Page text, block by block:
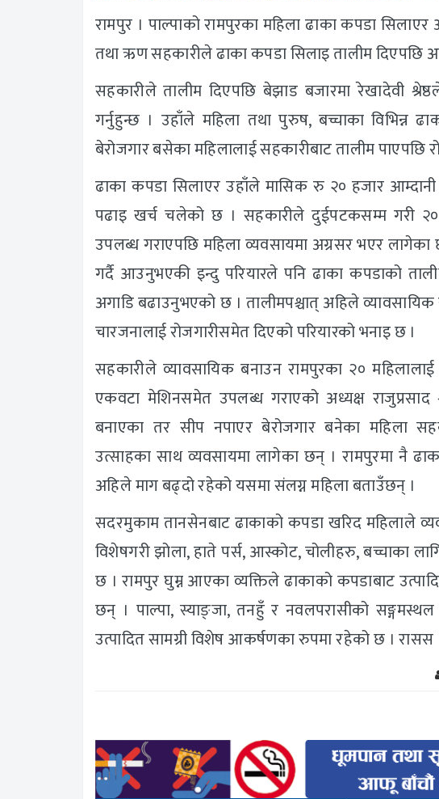
रामपुर । पाल्पाको रामपुरका महिला ढाका कपडा
तथा ऋण सहकारीले ढाका कपडा सिलाइ तालीम दिएपछि
सहकारीले तालीम दिएपछि बेझाड बजारमा रेखादेवी
गर्नुहुन्छ । उहाँले महिला तथा पुरुष, बच्चाका विभिन्न
बेरोजगार बसेका महिलालाई सहकारीबाट तालीम पाएपछि
ढाका कपडा सिलाएर उहाँले मासिक रु २० हजार आम्दानी
पढाइ खर्च चलेको छ । सहकारीले दुईपटकसम्म गरी २०
उपलब्ध गराएपछि महिला व्यवसायमा अग्रसर भएर
गर्दै आउनुभएकी इन्दु परियारले पनि ढाका कपडाको
अगाडि बढाउनुभएको छ । तालीमपश्चात् अहिले
चारजनालाई रोजगारीसमेत दिएको परियारको भनाइ छ ।
सहकारीले व्यावसायिक बनाउन रामपुरका २०
एकवटा मेशिनसमेत उपलब्ध गराएको अध्यक्ष राजुप्रसाद
बनाएका तर सीप नपाएर बेरोजगार बनेका महिला
उत्साहका साथ व्यवसायमा लागेका छन् । रामपुरमा नै
अहिले माग बढ्दो रहेको यसमा संलग्न महिला बताउँछन् ।
सदरमुकाम तानसेनबाट ढाकाको कपडा खरिद महिलाले
विशेषगरी झोला, हाते पर्स, आस्कोट, चोलीहरु, बच्चाका
छ । रामपुर घुम्न आएका व्यक्तिले ढाकाको कपडाबाट
छन् । पाल्पा, स्याङ्जा, तनहुँ र नवलपरासीको
उत्पादित सामग्री विशेष आकर्षणका रुपमा रहेको छ । रासस